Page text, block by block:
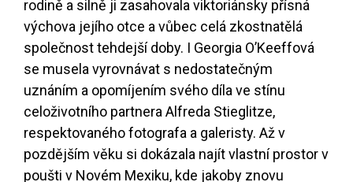
rodině a silně ji zasahovala viktoriánsky přísná
výchova jejího otce a vůbec celá zkostnatělá
společnost tehdejší doby. I Georgia O’Keeffová
se musela vyrovnávat s nedostatečným
uznáním a opomíjením svého díla ve stínu
celoživotního partnera Alfreda Stieglitze,
respektovaného fotografa a galeristy. Až v
pozdějším věku si dokázala najít vlastní prostor v
poušti v Novém Mexiku, kde jakoby znovu